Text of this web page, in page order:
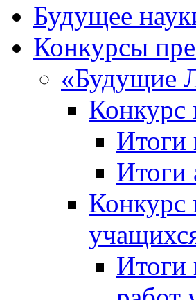
Будущее
Конкурсы
«Будущие
Конкурс
Итоги
Итоги
Конкурс
Итоги